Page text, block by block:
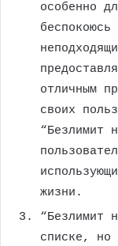
особенно
отличным
своих
“Безлимит
жизни.
“Безлимит
списке, но